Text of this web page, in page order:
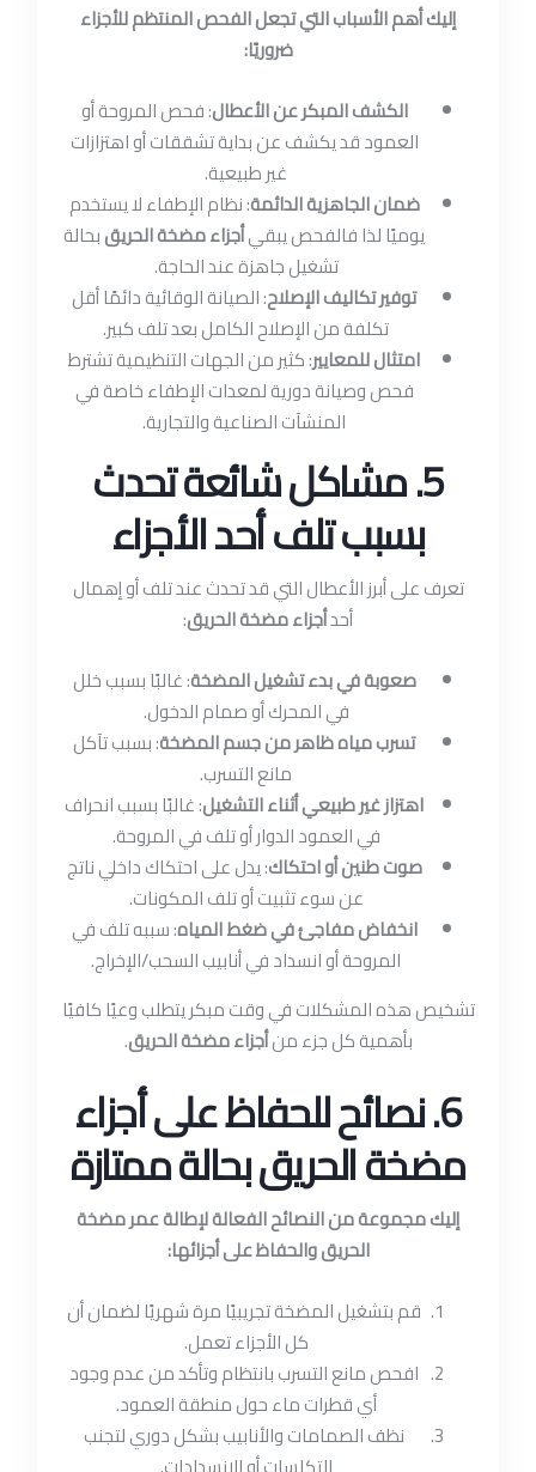
إليك أهم الأسباب التي تجعل الفحص المنتظم للأجزاء
ضروريًا:
الكشف المبكر عن الأعطال: فحص المروحة أو
العمود قد يكشف عن بداية تشققات أو اهتزازات
غير طبيعية.
ضمان الجاهزية الدائمة: نظام الإطفاء لا يستخدم
يوميًا لذا فالفحص يبقيأجزاء مضخة الحريقبحالة
تشغيل جاهزة عند الحاجة.
توفير تكاليف الإصلاح: الصيانة الوقائية دائمًا أقل
تكلفة من الإصلاح الكامل بعد تلف كبير.
امتثال للمعايير: كثير من الجهات التنظيمية تشترط
فحص وصيانة دورية لمعدات الإطفاء خاصة في
المنشآت الصناعية والتجارية.
5. مشاكل شائعة تحدث
بسبب تلف أحد الأجزاء
تعرف على أبرز الأعطال التي قد تحدث عند تلف أو إهمال
أحدأجزاء مضخة الحريق:
صعوبة في بدء تشغيل المضخة: غالبًا بسبب خلل
في المحرك أو صمام الدخول.
تسرب مياه ظاهر من جسم المضخة: بسبب تآكل
مانع التسرب.
اهتزاز غير طبيعي أثناء التشغيل: غالبًا بسبب انحراف
في العمود الدوار أو تلف في المروحة.
صوت طنين أو احتكاك: يدل على احتكاك داخلي ناتج
عن سوء تثبيت أو تلف المكونات.
انخفاض مفاجئ في ضغط المياه: سببه تلف في
المروحة أو انسداد في أنابيب السحب/الإخراج.
تشخيص هذه المشكلات في وقت مبكر يتطلب وعيًا كافيًا
بأهمية كل جزء منأجزاء مضخة الحريق.
6. نصائح للحفاظ على أجزاء
مضخة الحريق بحالة ممتازة
إليك مجموعة من النصائح الفعالة لإطالة عمر مضخة
الحريق والحفاظ على أجزائها:
قم بتشغيل المضخة تجريبيًا مرة شهريًا لضمان أن
كل الأجزاء تعمل.
افحص مانع التسرب بانتظام وتأكد من عدم وجود
أي قطرات ماء حول منطقة العمود.
نظف الصمامات والأنابيب بشكل دوري لتجنب